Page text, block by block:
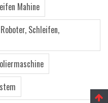
Mahine
Schleifen,